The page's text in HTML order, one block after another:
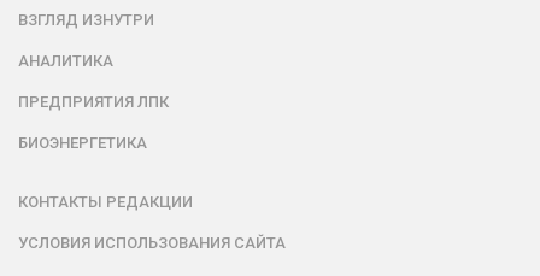
ВЗГЛЯД ИЗНУТРИ
АНАЛИТИКА
ПРЕДПРИЯТИЯ ЛПК
БИОЭНЕРГЕТИКА
КОНТАКТЫ РЕДАКЦИИ
УСЛОВИЯ ИСПОЛЬЗОВАНИЯ САЙТА